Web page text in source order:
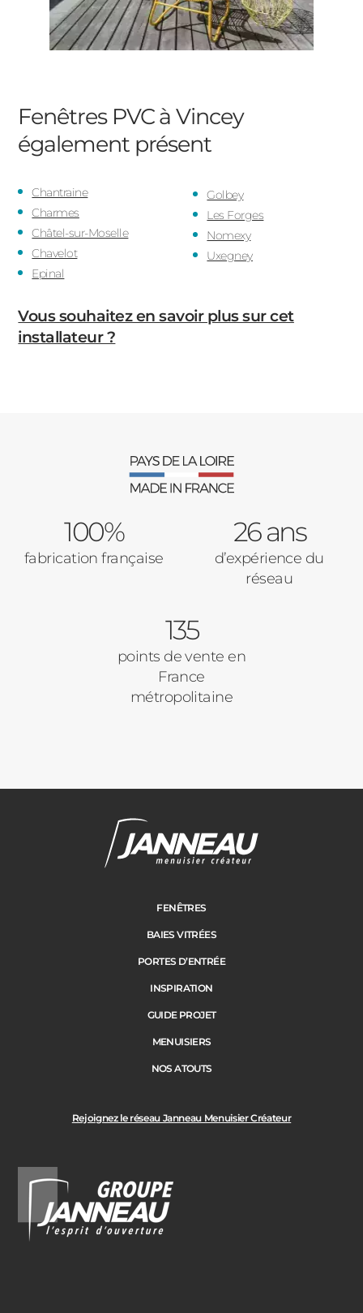
Fenêtres PVC à Vincey
également présent
Chantraine
Charmes
Châtel-sur-Moselle
Chavelot
Epinal
Golbey
Les Forges
Nomexy
Uxegney
Vous souhaitez en savoir plus sur cet
installateur ?
100%
fabrication française
26 ans
d’expérience du
réseau
135
points de vente en
France
métropolitaine
Rejoignez le réseau Janneau Menuisier Créateur
FENÊTRES
BAIES VITRÉES
PORTES D’ENTRÉE
INSPIRATION
GUIDE PROJET
MENUISIERS
NOS ATOUTS